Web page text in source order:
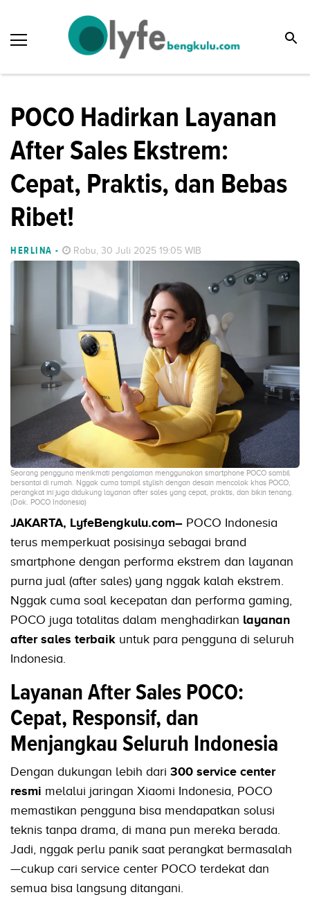
POCO Hadirkan Layanan
After Sales Ekstrem:
Cepat, Praktis, dan Bebas
Ribet!
HERLINA - Rabu, 30 Juli 2025 19:05 WIB
Seorang pengguna menikmati pengalaman menggunakan smartphone POCO sambil
bersantai di rumah. Nggak cuma tampil stylish dengan desain mencolok khas POCO,
perangkat ini juga didukung layanan after sales yang cepat, praktis, dan bikin tenang.
(Dok. POCO Indonesia)
JAKARTA, LyfeBengkulu.com– POCO Indonesia
terus memperkuat posisinya sebagai brand
smartphone dengan performa ekstrem dan layanan
purna jual (after sales) yang nggak kalah ekstrem.
Nggak cuma soal kecepatan dan performa gaming,
POCO juga totalitas dalam menghadirkan layanan
after sales terbaik untuk para pengguna di seluruh
Indonesia.
Layanan After Sales POCO:
Cepat, Responsif, dan
Menjangkau Seluruh Indonesia
Dengan dukungan lebih dari 300 service center
resmi melalui jaringan Xiaomi Indonesia, POCO
memastikan pengguna bisa mendapatkan solusi
teknis tanpa drama, di mana pun mereka berada.
Jadi, nggak perlu panik saat perangkat bermasalah
—cukup cari service center POCO terdekat dan
semua bisa langsung ditangani.